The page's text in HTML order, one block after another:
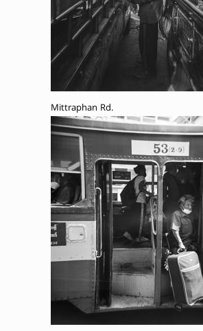
Mittraphan Rd.